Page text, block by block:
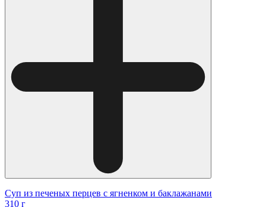
Суп из печеных перцев с ягненком и баклажанами
310 г